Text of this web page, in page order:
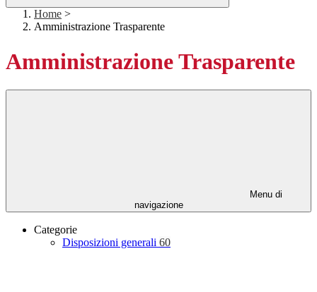
Home >
Amministrazione Trasparente
Amministrazione Trasparente
Menu di
navigazione
Categorie
Disposizioni generali 60